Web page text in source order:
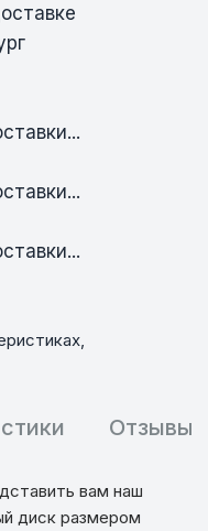
Отзывы
вам наш
диск размером